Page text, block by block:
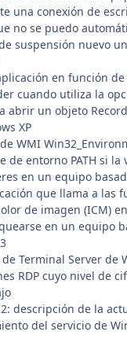
una conexión de
no se puedo
suspensión nuevo
en función de
cuando utiliza la
abrir un objeto
XP
WMI
de entorno PATH si la
en un equipo
que llama a las
de imagen (ICM)
en un equipo
Terminal Server de
RDP cuyo nivel de
descripción de la
del servicio de